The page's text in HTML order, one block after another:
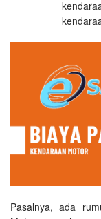
Pasalnya, ada